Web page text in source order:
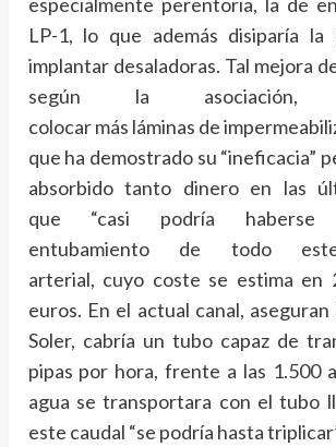
LP-1, lo que además disiparía la
implantar desaladoras. Tal mejora
según la asociación,
colocar más láminas de
que ha demostrado su “ineficacia”
absorbido tanto dinero en las
que “casi podría haberse
entubamiento de todo
arterial, cuyo coste se estima en
euros. En el actual canal,
Soler, cabría un tubo capaz de
pipas por hora, frente a las 1.500
agua se transportara con el tubo
este caudal “se podría hasta